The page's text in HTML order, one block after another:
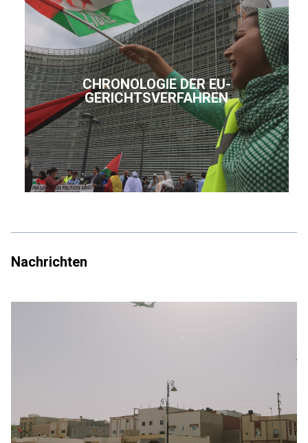
CHRONOLOGIE DER EU-
GERICHTSVERFAHREN
Nachrichten